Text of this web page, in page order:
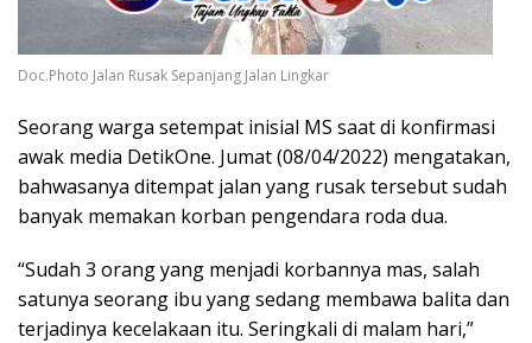
Doc.Photo Jalan Rusak Sepanjang Jalan Lingkar
Seorang warga setempat inisial MS saat di konfirmasi
awak media DetikOne. Jumat (08/04/2022) mengatakan,
bahwasanya ditempat jalan yang rusak tersebut sudah
banyak memakan korban pengendara roda dua.
“Sudah 3 orang yang menjadi korbannya mas, salah
satunya seorang ibu yang sedang membawa balita dan
terjadinya kecelakaan itu. Seringkali di malam hari,”